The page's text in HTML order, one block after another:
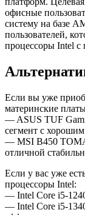
офисные
систему на базе
пользователей,
процессоры Intel
Если вы уже
материнские
— ASUS TUF
сегмент с
— MSI B450
отличной
Если у вас уже
процессоры Intel:
— Intel Core i5-
— Intel Core i5-